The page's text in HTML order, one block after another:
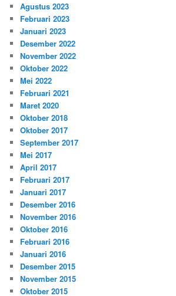
Agustus 2023
Februari 2023
Januari 2023
Desember 2022
November 2022
Oktober 2022
Mei 2022
Februari 2021
Maret 2020
Oktober 2018
Oktober 2017
September 2017
Mei 2017
April 2017
Februari 2017
Januari 2017
Desember 2016
November 2016
Oktober 2016
Februari 2016
Januari 2016
Desember 2015
November 2015
Oktober 2015